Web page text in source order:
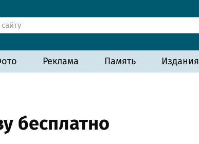
Реклама Память Издания
бесплатно